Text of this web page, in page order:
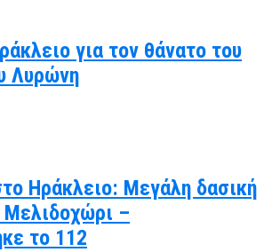
για τον θάνατο του
Λυρώνη
Ηράκλειο: Μεγάλη δασική
Μελιδοχώρι –
το 112